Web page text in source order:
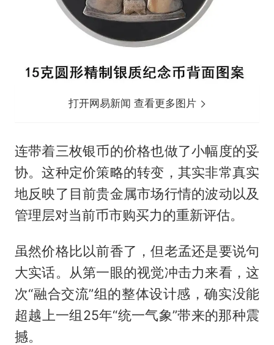
打开网易新闻 查看更多图片
连带着三枚银币的价格也做了小幅度的妥
协。这种定价策略的转变，其实非常真实
地反映了目前贵金属市场行情的波动以及
管理层对当前币市购买力的重新评估。
虽然价格比以前香了，但老孟还是要说句
大实话。从第一眼的视觉冲击力来看，这
次“融合交流”组的整体设计感，确实没能
超越上一组25年“统一气象”带来的那种震
撼。